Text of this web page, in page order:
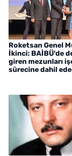
Roketsan Genel
İkinci: BAİBÜ'de
giren mezunları
sürecine dahil